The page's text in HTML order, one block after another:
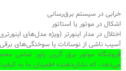
خرابی در سیستم برق‌رسانی
اشکال در موتور یا استاتور
اختلال در مدار اینورتر (ویژه مدل‌های
آسیب ناشی از نوسانات یا سوختگی‌های
فروشگاه موتور برق گرین پاور تمامی
می‌دهد، که نشان‌دهنده اطمینان ما به